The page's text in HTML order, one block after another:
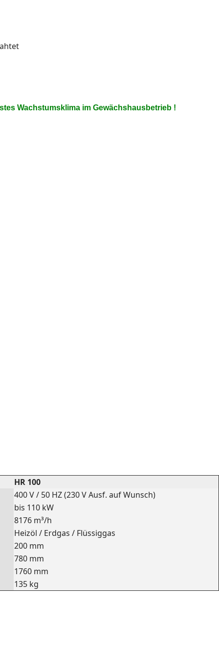
Wachstumsklima im Gewächshausbetrieb !
HR 100
400 V / 50 HZ (230 V Ausf. auf Wunsch)
bis 110 kW
8176 m³/h
Heizöl / Erdgas / Flüssiggas
200 mm
780 mm
1760 mm
135 kg